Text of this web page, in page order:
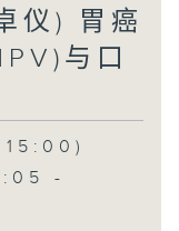
仪) 胃癌
与口
-